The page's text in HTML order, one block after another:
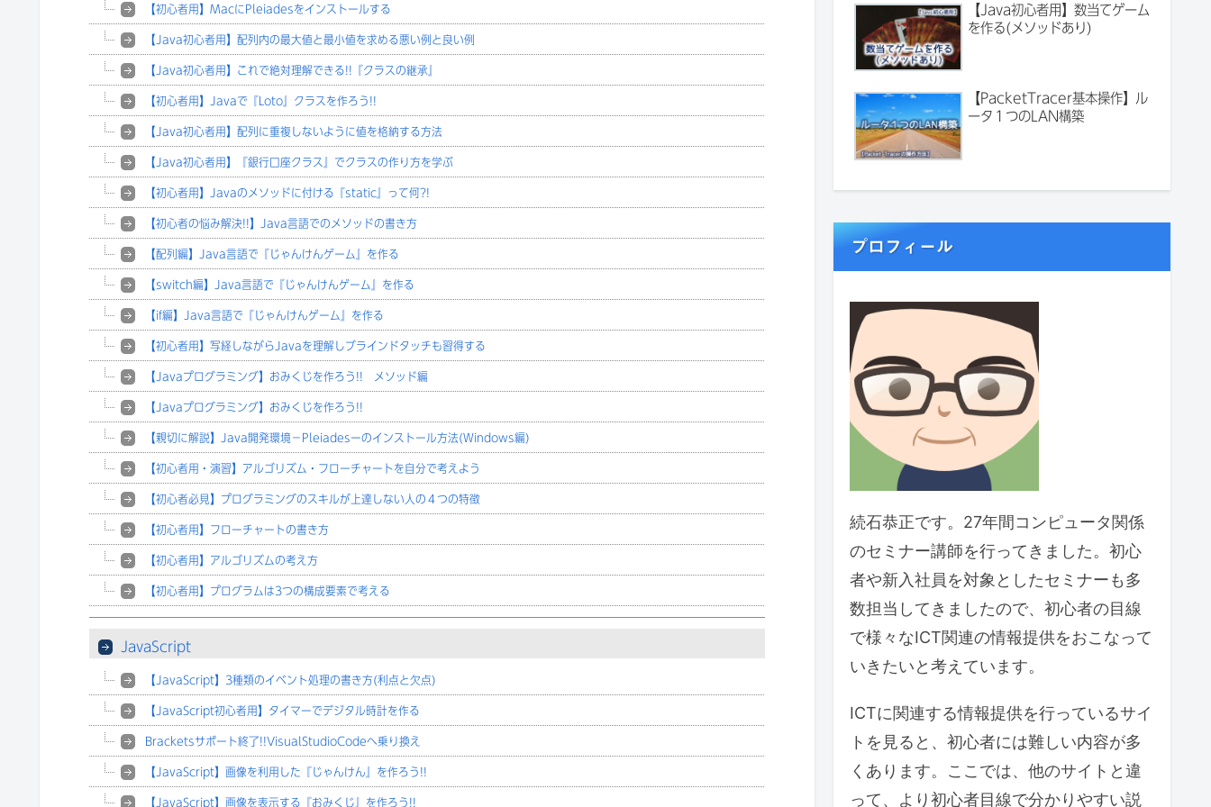
【初心者用】MacにPleiadesをインストールする
【Java初心者用】配列内の最大値と最小値を求める悪い例と良い例
【Java初心者用】これで絶対理解できる!!『クラスの継承』
【初心者用】Javaで『Loto』クラスを作ろう!!
【Java初心者用】配列に重複しないように値を格納する方法
【Java初心者用】『銀行口座クラス』でクラスの作り方を学ぶ
【初心者用】Javaのメソッドに付ける『static』って何?!
【初心者の悩み解決!!】Java言語でのメソッドの書き方
【配列編】Java言語で『じゃんけんゲーム』を作る
【switch編】Java言語で『じゃんけんゲーム』を作る
【if編】Java言語で『じゃんけんゲーム』を作る
【初心者用】写経しながらJavaを理解しブラインドタッチも習得する
【Javaプログラミング】おみくじを作ろう!! メソッド編
【Javaプログラミング】おみくじを作ろう!!
【親切に解説】Java開発環境－Pleiadesーのインストール方法(Windows編)
【初心者用・演習】アルゴリズム・フローチャートを自分で考えよう
【初心者必見】プログラミングのスキルが上達しない人の４つの特徴
【初心者用】フローチャートの書き方
【初心者用】アルゴリズムの考え方
【初心者用】プログラムは3つの構成要素で考える
JavaScript
【JavaScript】3種類のイベント処理の書き方(利点と欠点)
【JavaScript初心者用】タイマーでデジタル時計を作る
Bracketsサポート終了!!VisualStudioCodeへ乗り換え
【JavaScript】画像を利用した『じゃんけん』を作ろう!!
【JavaScript】画像を表示する『おみくじ』を作ろう!!
【Java初心者用】数当てゲーム
を作る(メソッドあり)
【PacketTracer基本操作】ル
ータ１つのLAN構築
プロフィール
続石恭正です。27年間コンピュータ関係
のセミナー講師を行ってきました。初心
者や新入社員を対象としたセミナーも多
数担当してきましたので、初心者の目線
で様々なICT関連の情報提供をおこなって
いきたいと考えています。
ICTに関連する情報提供を行っているサイ
トを見ると、初心者には難しい内容が多
くあります。ここでは、他のサイトと違
って、より初心者目線で分かりやすい説